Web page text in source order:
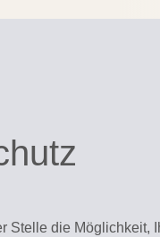
Stelle die Möglichkeit,